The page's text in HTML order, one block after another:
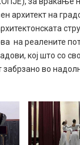
архитект на
на реалените
кој што со
забрзано во